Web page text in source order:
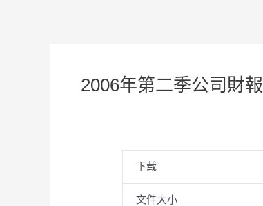
2006年第二季公司財報
下载
文件大小